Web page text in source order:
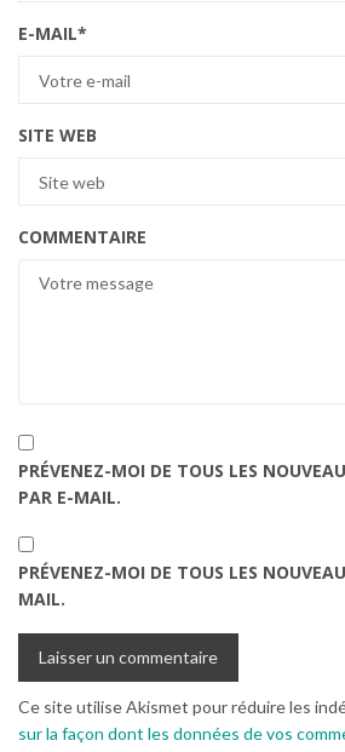
E-MAIL*
SITE WEB
COMMENTAIRE
PRÉVENEZ-MOI DE TOUS LES
PAR E-MAIL.
PRÉVENEZ-MOI DE TOUS LES
MAIL.
Ce site utilise Akismet pour réduire les
sur la façon dont les données de vos